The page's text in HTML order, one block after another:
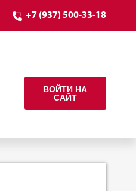
+7 (937) 500-33-18
ВОЙТИ НА
САЙТ